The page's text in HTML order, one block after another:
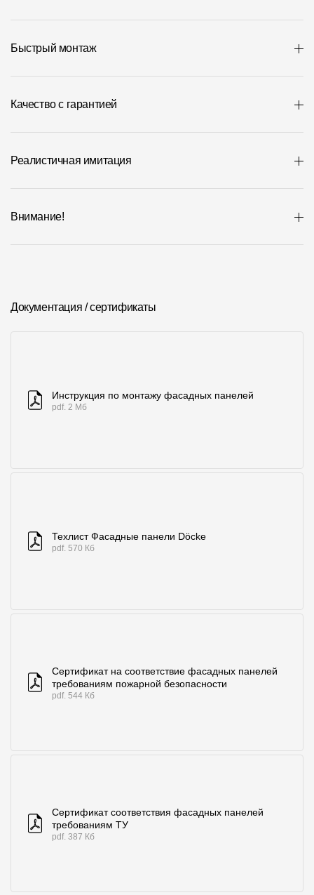
Контакты
8 800 100 71 45 site@docke.ru
Быстрый монтаж
Качество с гарантией
Реалистичная имитация
Внимание!
Документация / сертификаты
Инструкция по монтажу фасадных панелей
pdf. 2 Мб
Техлист Фасадные панели Döcke
pdf. 570 Кб
Сертификат на соответствие фасадных панелей
требованиям пожарной безопасности
pdf. 544 Кб
Сертификат соответствия фасадных панелей
требованиям ТУ
pdf. 387 Кб